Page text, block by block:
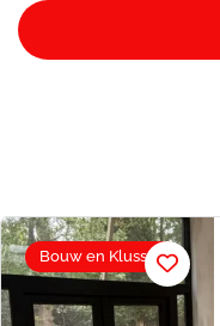
Bouw en Klussen